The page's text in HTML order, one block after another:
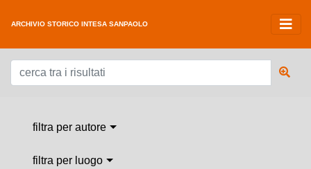
ARCHIVIO STORICO INTESA SANPAOLO
filtra per autore
filtra per luogo